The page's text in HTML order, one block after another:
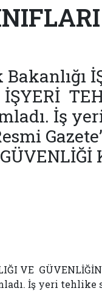
İş
VE
İş yeri tehlike